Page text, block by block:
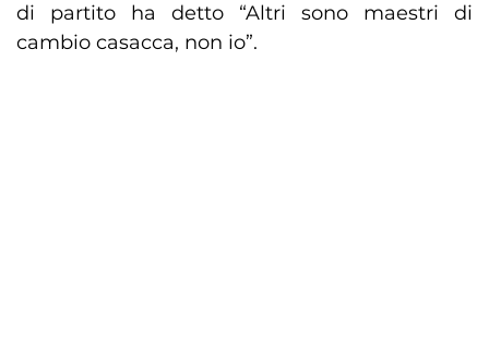
di partito ha detto “Altri sono maestri di
cambio casacca, non io”.